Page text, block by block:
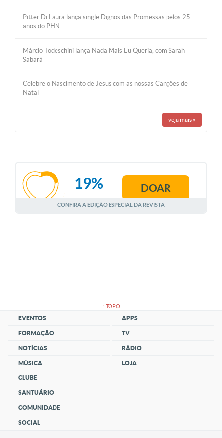
Pitter Di Laura lança single Dignos das Promessas pelos 25
anos do PHN
Márcio Todeschini lança Nada Mais Eu Queria, com Sarah
Sabará
Celebre o Nascimento de Jesus com as nossas Canções de
Natal
veja mais »
AGOSTO
19% DOAR
CONFIRA A EDIÇÃO ESPECIAL DA REVISTA
↑ TOPO
EVENTOS
FORMAÇÃO
NOTÍCIAS
MÚSICA
CLUBE
SANTUÁRIO
COMUNIDADE
SOCIAL
APPS
TV
RÁDIO
LOJA